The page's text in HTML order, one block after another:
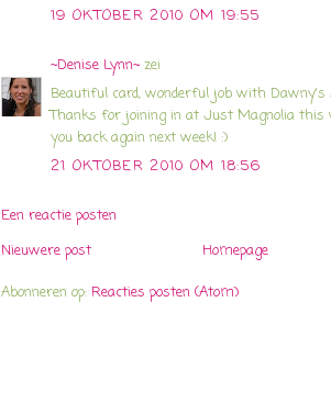
19 OKTOBER 2010 OM 19:55
~Denise Lynn~ zei
Beautiful card, wonderful job with Dawny's
Thanks for joining in at Just Magnolia this
you back again next week! :)
21 OKTOBER 2010 OM 18:56
Een reactie posten
Nieuwere post
Homepage
Abonneren op: Reacties posten (Atom)